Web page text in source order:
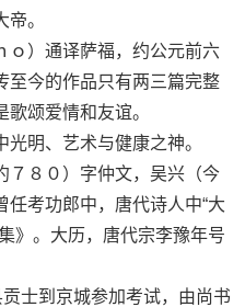
。
）通译萨福，约公元前六
至今的作品只有两三篇完整
颂爱情和友谊。
明、艺术与健康之神。
８０）字仲文，吴兴（今
考功郎中，唐代诗人中“大
》。大历，唐代宗李豫年号
士到京城参加考试，由尚书